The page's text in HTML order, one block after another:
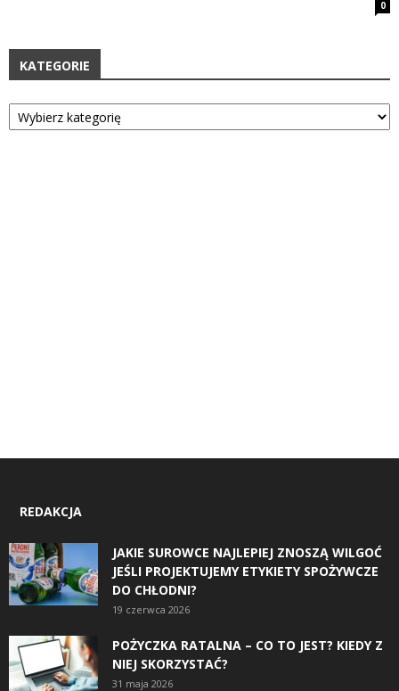
0
KATEGORIE
Kategorie
REDAKCJA
JAKIE SUROWCE NAJLEPIEJ ZNOSZĄ WILGOĆ
JEŚLI PROJEKTUJEMY ETYKIETY SPOŻYWCZE
DO CHŁODNI?
19 czerwca 2026
POŻYCZKA RATALNA – CO TO JEST? KIEDY Z
NIEJ SKORZYSTAĆ?
31 maja 2026